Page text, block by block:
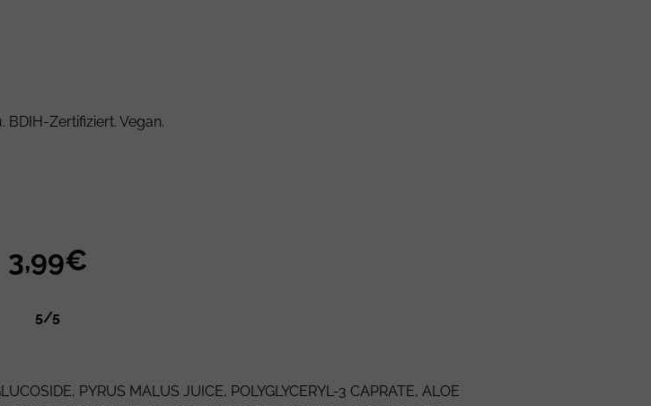
Zertifiziert. Vegan.
3,99€
5/5
, PYRUS MALUS JUICE, POLYGLYCERYL-3 CAPRATE, ALOE